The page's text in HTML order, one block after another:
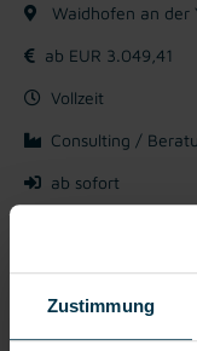
Zustimmung
Waidhofen an der
ab EUR 3.049,41
Vollzeit
Consulting /
ab sofort
Durchführung von
von
Unterstützung der